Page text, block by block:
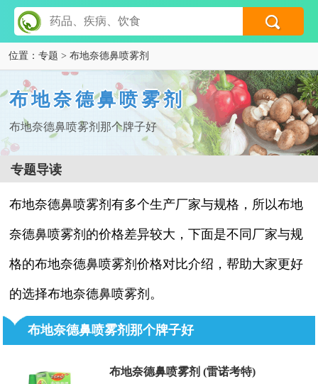
位置： 专题 > 布地奈德鼻喷雾剂
布地奈德鼻喷雾剂
布地奈德鼻喷雾剂那个牌子好
专题导读
布地奈德鼻喷雾剂有多个生产厂家与规格，所以布地
奈德鼻喷雾剂的价格差异较大，下面是不同厂家与规
格的布地奈德鼻喷雾剂价格对比介绍，帮助大家更好
的选择布地奈德鼻喷雾剂。
布地奈德鼻喷雾剂那个牌子好
布地奈德鼻喷雾剂 (雷诺考特)